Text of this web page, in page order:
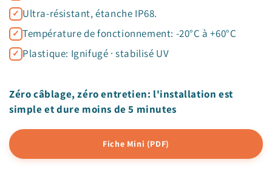
Ultra-résistant, étanche IP68.
Température de fonctionnement: -20°C à +60°C
Plastique: Ignifugé · stabilisé UV
Zéro câblage, zéro entretien: l'installation est
simple et dure moins de 5 minutes
Fiche Mini (PDF)